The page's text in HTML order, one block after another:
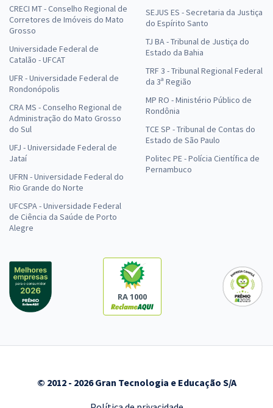
CRECI MT - Conselho Regional de
Corretores de Imóveis do Mato
Grosso
Universidade Federal de
Catalão - UFCAT
UFR - Universidade Federal de
Rondonópolis
CRA MS - Conselho Regional de
Administração do Mato Grosso
do Sul
UFJ - Universidade Federal de
Jataí
UFRN - Universidade Federal do
Rio Grande do Norte
UFCSPA - Universidade Federal
de Ciência da Saúde de Porto
Alegre
SEJUS ES - Secretaria da Justiça
do Espírito Santo
TJ BA - Tribunal de Justiça do
Estado da Bahia
TRF 3 - Tribunal Regional Federal
da 3ª Região
MP RO - Ministério Público de
Rondônia
TCE SP - Tribunal de Contas do
Estado de São Paulo
Politec PE - Polícia Científica de
Pernambuco
RA 1000
© 2012 - 2026 Gran Tecnologia e Educação S/A